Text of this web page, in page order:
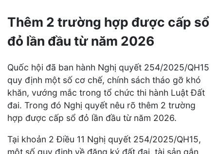
Thêm 2 trường hợp được cấp sổ
đỏ lần đầu từ năm 2026
Quốc hội đã ban hành Nghị quyết 254/2025/QH15
quy định một số cơ chế, chính sách tháo gỡ khó
khăn, vướng mắc trong tổ chức thi hành Luật Đất
đai. Trong đó Nghị quyết nêu rõ thêm 2 trường
hợp được cấp sổ đỏ lần đầu từ năm 2026.
Tại khoản 2 Điều 11 Nghị quyết 254/2025/QH15,
một số quy định về đăng ký đất đai, tài sản gắn